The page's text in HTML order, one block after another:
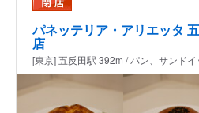
パネッテリア・アリエッタ
店
[東京] 五反田駅 392m / パン、サンドイ